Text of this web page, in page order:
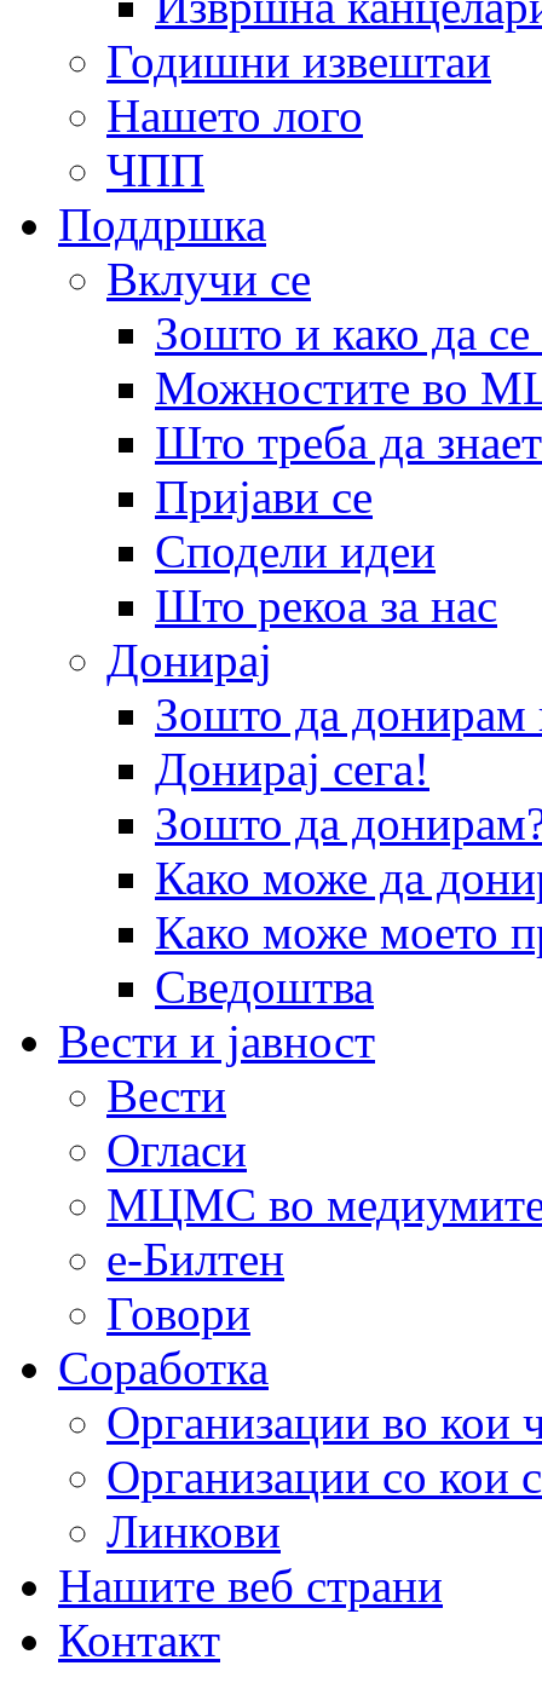
Годишни извештаи
Нашето лого
ЧПП
Поддршка
Вклучи се
Зошто и како да
Можностите во
Што треба да
Пријави се
Сподели идеи
Што рекоа за нас
Донирај
Зошто да
Донирај сега!
Зошто да
Како може да
Како може моето
Сведоштва
Вести и јавност
Вести
Огласи
МЦМС во
е-Билтен
Говори
Соработка
Организации во кои
Организации со кои
Линкови
Нашите веб страни
Контакт